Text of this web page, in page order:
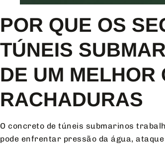
POR QUE OS
TÚNEIS
DE UM MELHOR
RACHADURAS
O concreto de túneis submarinos
pode enfrentar pressão da água,